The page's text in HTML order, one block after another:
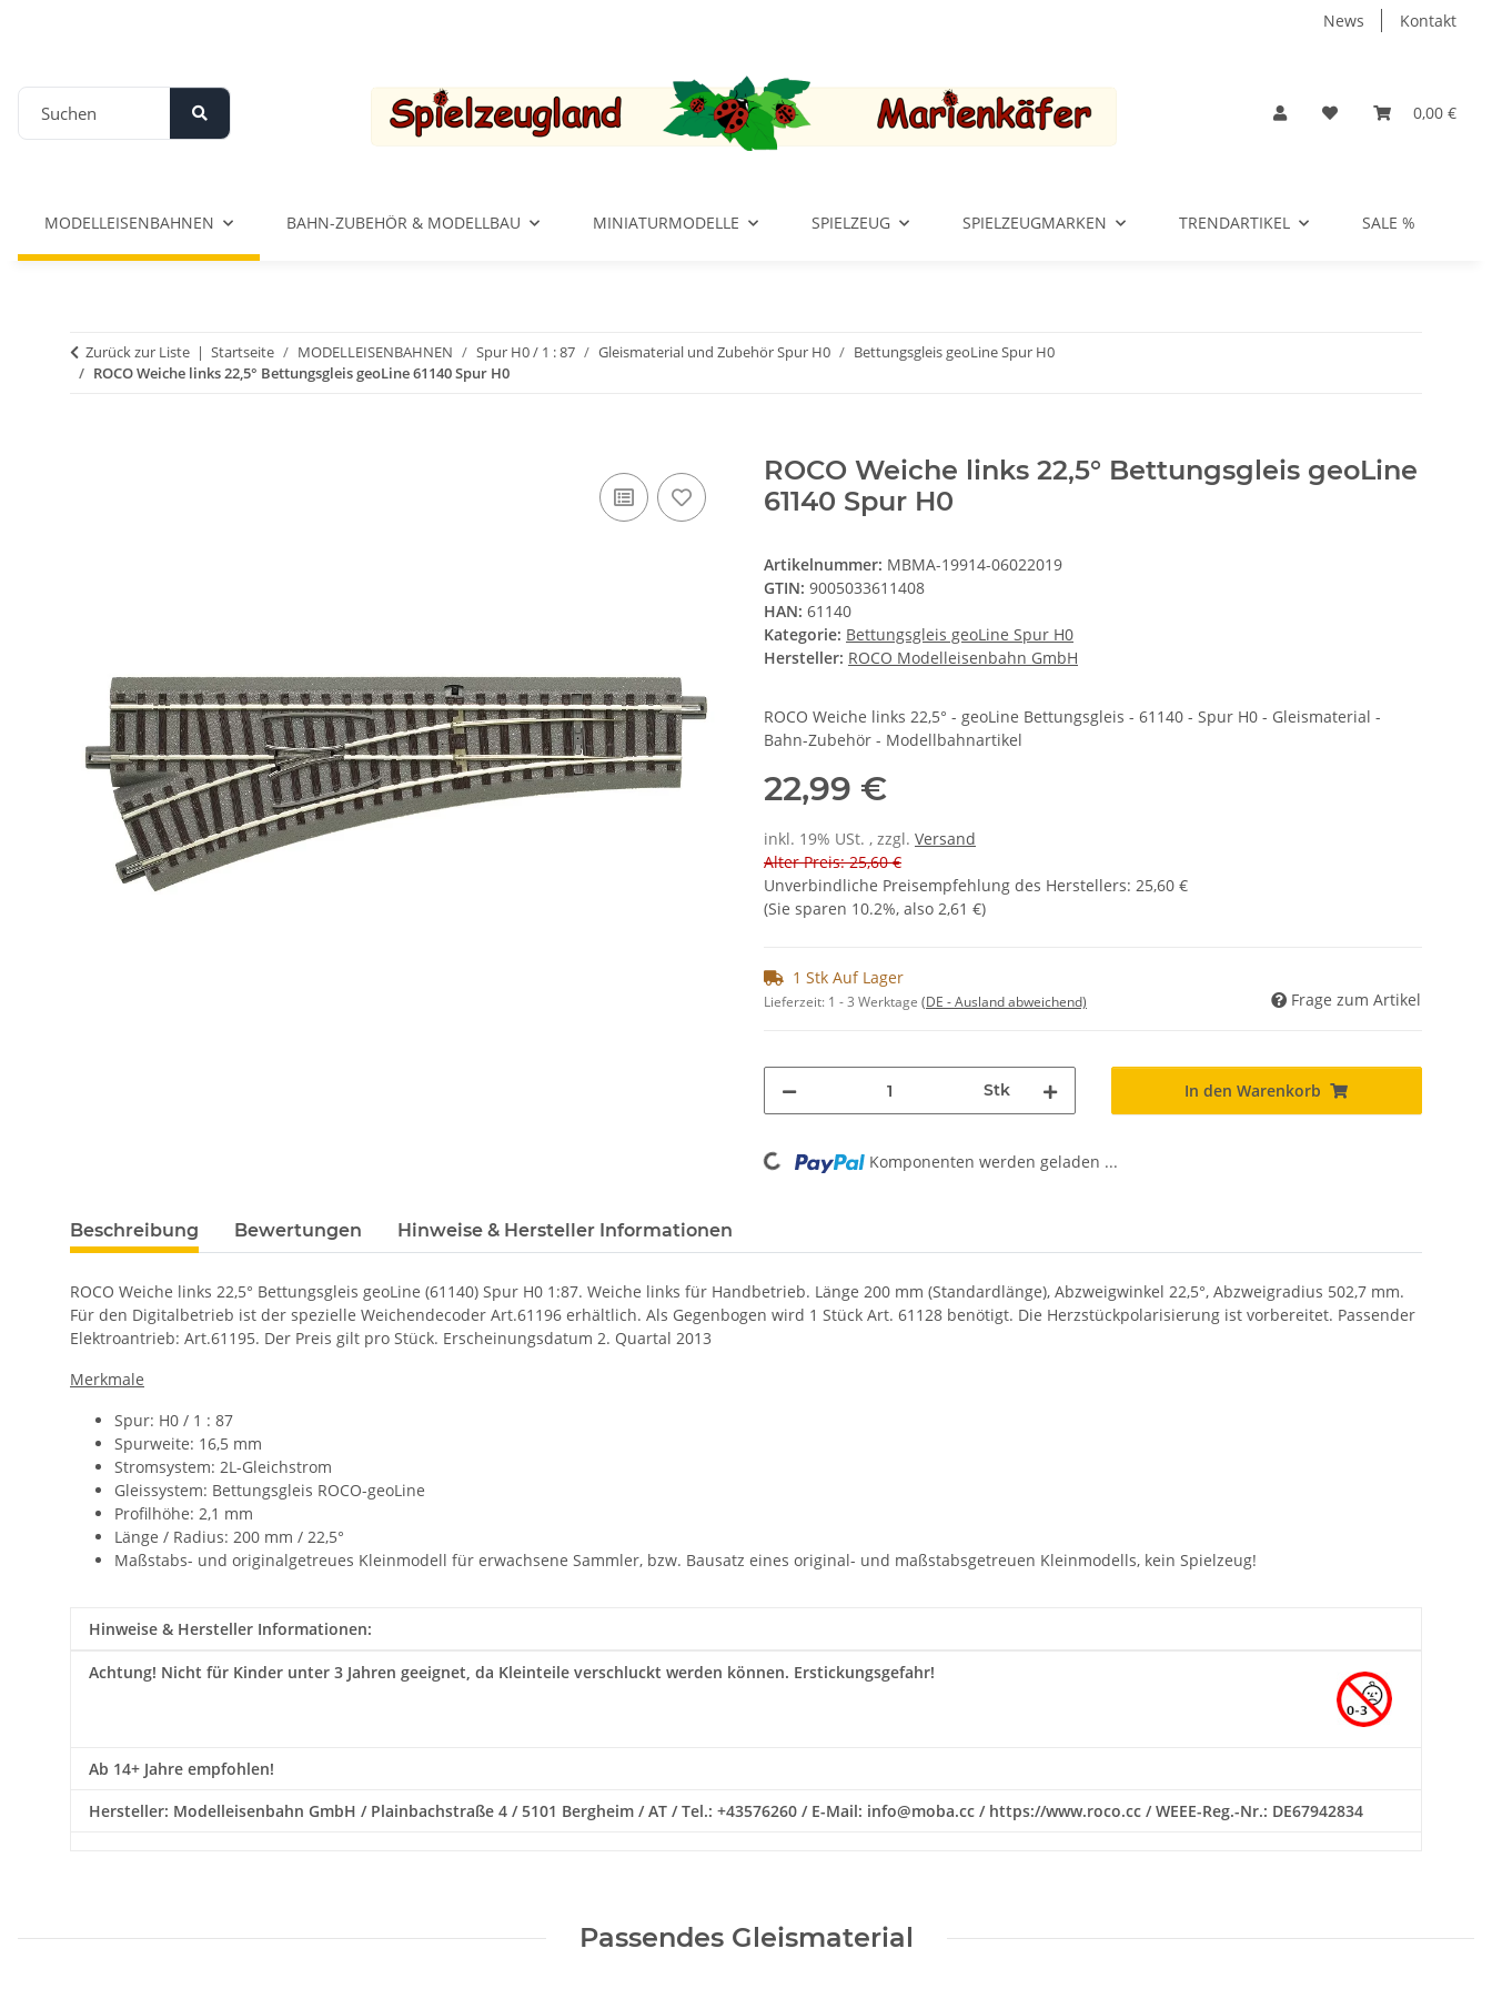
News Kontakt
0,00 €
MODELLEISENBAHNEN BAHN-ZUBEHÖR & MODELLBAU MINIATURMODELLE SPIELZEUG SPIELZEUGMARKEN TRENDARTIKEL SALE %
Zurück zur Liste Startseite MODELLEISENBAHNEN Spur H0 / 1 : 87 Gleismaterial und Zubehör Spur H0
Bettungsgleis geoLine Spur H0
ROCO Weiche links 22,5° Bettungsgleis geoLine 61140 Spur H0
ROCO Weiche links 22,5° Bettungsgleis geoLine
61140 Spur H0
Artikelnummer: MBMA-19914-06022019
GTIN: 9005033611408
HAN: 61140
Kategorie: Bettungsgleis geoLine Spur H0
Hersteller: ROCO Modelleisenbahn GmbH
ROCO Weiche links 22,5° - geoLine Bettungsgleis - 61140 - Spur H0 - Gleismaterial -
Bahn-Zubehör - Modellbahnartikel
22,99 €
inkl. 19% USt. , zzgl. Versand
Alter Preis: 25,60 €
Unverbindliche Preisempfehlung des Herstellers: 25,60 €
(Sie sparen 10.2%, also 2,61 €)
1 Stk Auf Lager
Lieferzeit: 1 - 3 Werktage (DE - Ausland abweichend) Frage zum Artikel
Stk In den Warenkorb
Loading... Komponenten werden geladen ...
Beschreibung Bewertungen Hinweise & Hersteller Informationen
ROCO Weiche links 22,5° Bettungsgleis geoLine (61140) Spur H0 1:87. Weiche links für Handbetrieb. Länge 200 mm (Standardlänge), Abzweigwinkel 22,5°, Abzweigradius 502,7 mm.
Für den Digitalbetrieb ist der spezielle Weichendecoder Art.61196 erhältlich. Als Gegenbogen wird 1 Stück Art. 61128 benötigt. Die Herzstückpolarisierung ist vorbereitet. Passender
Elektroantrieb: Art.61195. Der Preis gilt pro Stück. Erscheinungsdatum 2. Quartal 2013
Merkmale
Spur: H0 / 1 : 87
Spurweite: 16,5 mm
Stromsystem: 2L-Gleichstrom
Gleissystem: Bettungsgleis ROCO-geoLine
Profilhöhe: 2,1 mm
Länge / Radius: 200 mm / 22,5°
Maßstabs- und originalgetreues Kleinmodell für erwachsene Sammler, bzw. Bausatz eines original- und maßstabsgetreuen Kleinmodells, kein Spielzeug!
Hinweise & Hersteller Informationen:
Achtung! Nicht für Kinder unter 3 Jahren geeignet, da Kleinteile verschluckt werden können. Erstickungsgefahr!
Ab 14+ Jahre empfohlen!
Hersteller: Modelleisenbahn GmbH / Plainbachstraße 4 / 5101 Bergheim / AT / Tel.: +43576260 / E-Mail: info@moba.cc / https://www.roco.cc / WEEE-Reg.-Nr.: DE67942834
Passendes Gleismaterial